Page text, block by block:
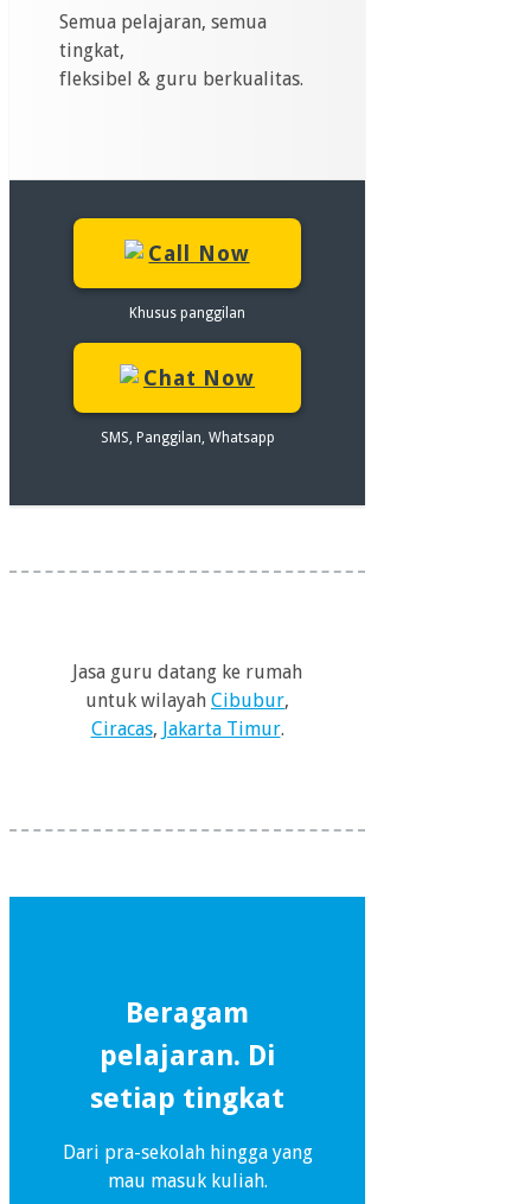
Semua pelajaran, semua
tingkat,
fleksibel & guru berkualitas.
Call Now
Khusus panggilan
Chat Now
SMS, Panggilan, Whatsapp
Jasa guru datang ke rumah
untuk wilayah Cibubur,
Ciracas, Jakarta Timur.
Beragam
pelajaran. Di
setiap tingkat
Dari pra-sekolah hingga yang
mau masuk kuliah.